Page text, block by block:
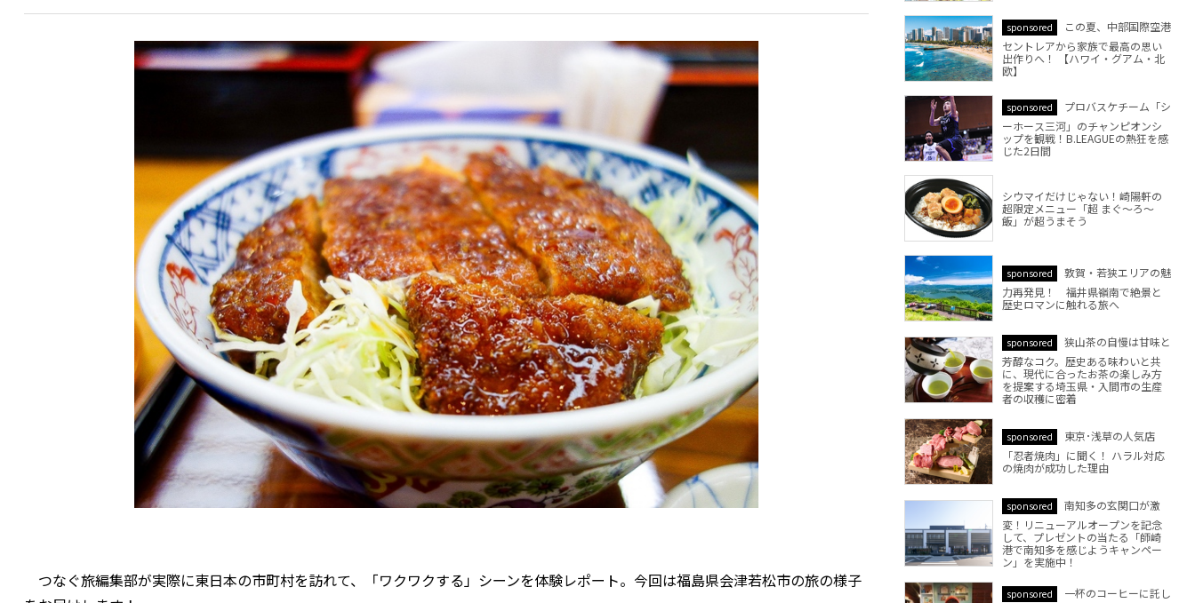
つなぐ旅編集部が実際に東日本の市町村を訪れて、「ワクワクする」シーンを体験レポート。今回は福島県会津若松市の旅の様子
sponsored
この夏、中部国際空港
セントレアから家族で最高の思い
出作りへ！ 【ハワイ・グアム・北
欧】
sponsored
プロバスケチーム「シ
ーホース三河」のチャンピオンシ
ップを観戦！B.LEAGUEの熱狂を感
じた2日間
シウマイだけじゃない！崎陽軒の
超限定メニュー「超 まぐ～ろ～
飯」が超うまそう
sponsored
敦賀・若狭エリアの魅
力再発見！ 福井県嶺南で絶景と
歴史ロマンに触れる旅へ
sponsored
狭山茶の自慢は甘味と
芳醇なコク。歴史ある味わいと共
に、現代に合ったお茶の楽しみ方
を提案する埼玉県・入間市の生産
者の収穫に密着
sponsored
東京･浅草の人気店
「忍者焼肉」に聞く！ ハラル対応
の焼肉が成功した理由
sponsored
南知多の玄関口が激
変！リニューアルオープンを記念
して、プレゼントの当たる「師崎
港で南知多を感じようキャンペー
ン」を実施中！
sponsored
一杯のコーヒーに託し